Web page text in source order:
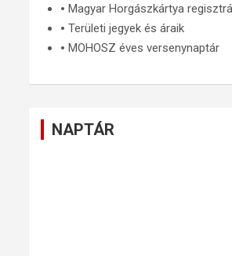
🞄Magyar Horgászkártya
🞄Területi jegyek és áraik
🞄MOHOSZ éves versenynaptár
NAPTÁR